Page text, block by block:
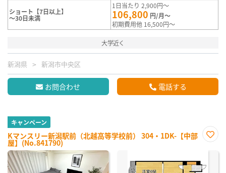
ショート【7日以上】
～30日未満
1日当たり 2,900円～
106,800 円/月～
初期費用他 16,500円～
大学近く
新潟県 新潟市中央区
お問合わせ 電話する
キャンペーン
Kマンスリー新潟駅前（北越高等学校前） 304・1DK-【中部
屋】(No.841790)
に入
録